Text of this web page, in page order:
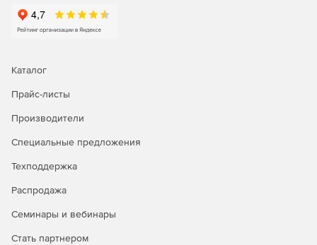
Каталог
Прайс-листы
Производители
Специальные предложения
Техподдержка
Распродажа
Семинары и вебинары
Стать партнером